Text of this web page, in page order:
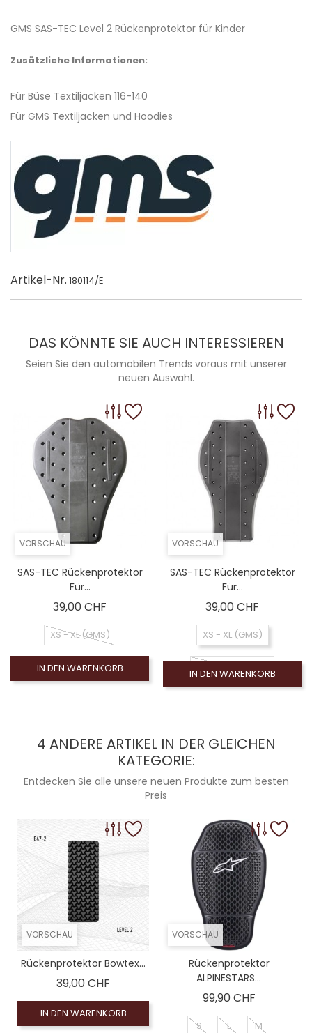
GMS SAS-TEC Level 2 Rückenprotektor für Kinder
Zusätzliche Informationen:
Für Büse Textiljacken 116-140
Für GMS Textiljacken und Hoodies
Artikel-Nr. 180114/E
DAS KÖNNTE SIE AUCH INTERESSIEREN
Seien Sie den automobilen Trends voraus mit unserer
neuen Auswahl.
VORSCHAU
SAS-TEC Rückenprotektor
Für...
39,00 CHF
XS - XL (GMS)
IN DEN WARENKORB
VORSCHAU
SAS-TEC Rückenprotektor
Für...
39,00 CHF
XS - XL (GMS)
2XL - 12XL (GMS)
IN DEN WARENKORB
4 ANDERE ARTIKEL IN DER GLEICHEN
KATEGORIE:
Entdecken Sie alle unsere neuen Produkte zum besten
Preis
VORSCHAU
Rückenprotektor Bowtex...
39,00 CHF
IN DEN WARENKORB
VORSCHAU
Rückenprotektor
ALPINESTARS...
99,90 CHFPreis
S L M